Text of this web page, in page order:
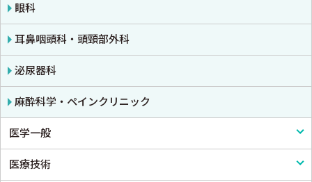
心電図・心音図・心エコー
消化器
小児科
皮膚科
老人医学
眼科
耳鼻咽頭科・頭頸部外科
泌尿器科
麻酔科学・ペインクリニック
医学一般
医学一般・医学概論
医療技術